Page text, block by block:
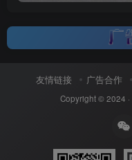
友情链接 广告合作
Copyright © 2024 ·